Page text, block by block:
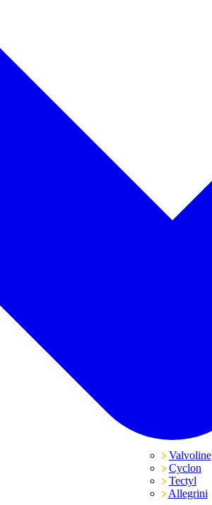
Valvoline
Cyclon
Tectyl
Allegrini